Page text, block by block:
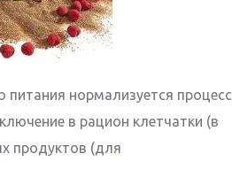
нормализуется процесс
в рацион клетчатки (в
продуктов (для